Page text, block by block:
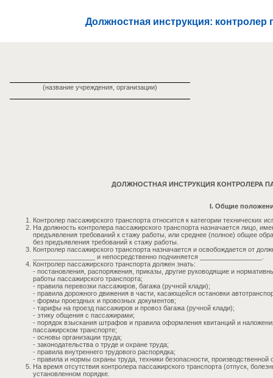
Должностная инструкция: контролер
(название учреждения, организации)
ДОЛЖНОСТНАЯ ИНСТРУКЦИЯ КОНТРОЛЕРА
I. Общие
Контролер пассажирского транспорта относится к категории технических
На должность контролера пассажирского транспорта назначается лицо,
предъявления требований к стажу работы, или среднее (полное) общее
без предъявления требований к стажу работы.
Контролер пассажирского транспорта назначается и освобождается от
_________________ и непосредственно подчиняется _________________.
Контролер пассажирского транспорта должен знать:
- постановления, распоряжения, приказы, другие руководящие и
работы пассажирского транспорта;
- правила перевозки пассажиров, багажа (ручной клади);
- правила дорожного движения в части, касающейся остановки
- формы проездных и провозных документов;
- тарифы на проезд пассажиров и провоз багажа (ручной клади);
- этику общения с пассажирами;
- порядок взыскания штрафов и правила оформления квитанций и
пассажирском транспорте;
- основы организации труда;
- законодательства о труде и охране труда;
- правила внутреннего трудового распорядка;
- правила и нормы охраны труда, техники безопасности, производственной
На время отсутствия контролера пассажирского транспорта (отпуск,
установленном порядке.